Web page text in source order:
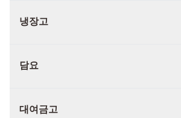
냉장고
담요
대여금고